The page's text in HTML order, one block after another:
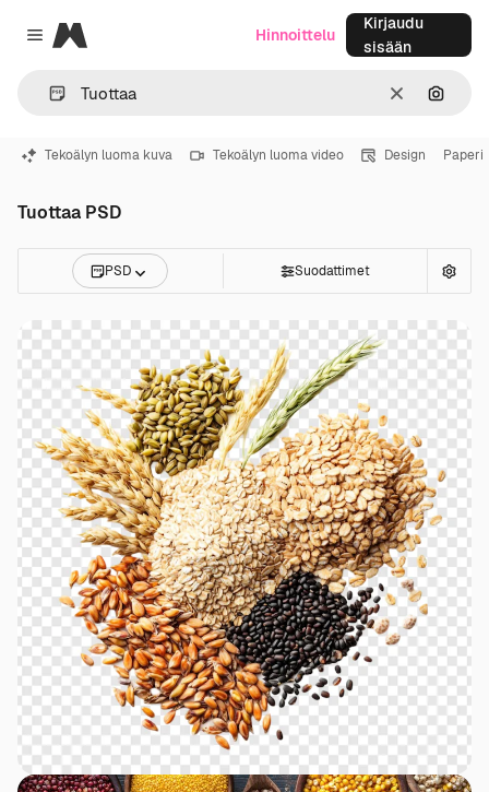
Close menu
Magnific
SelkeäHae
Hinnoittelu
Kirjaudu
sisään
Tekoälyn luoma kuva Tekoälyn luoma video Design Paperi
Tuottaa PSD
PSD Suodattimet